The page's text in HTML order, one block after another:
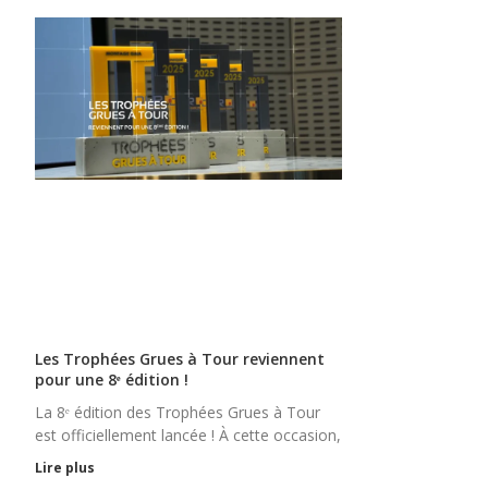
Les Trophées Grues à Tour reviennent
pour une 8ᵉ édition !
La 8ᵉ édition des Trophées Grues à Tour
est officiellement lancée ! À cette occasion,
Lire plus